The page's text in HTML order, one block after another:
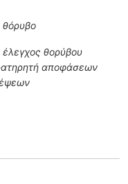
θόρυβο
έλεγχος θορύβου
αποφάσεων